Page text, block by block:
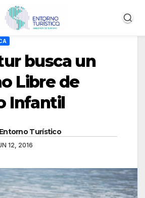
busca un
Libre de
Infantil
Entorno Turístico
12, 2016